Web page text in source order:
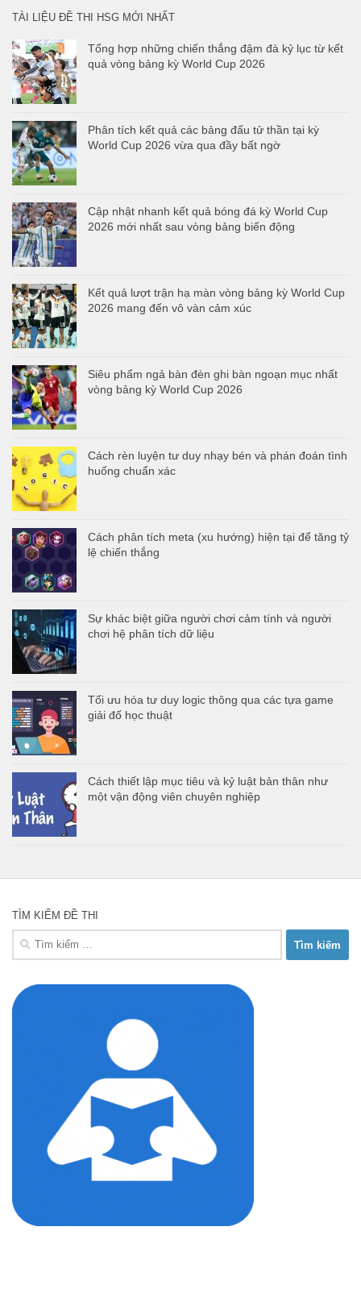
TÀI LIỆU ĐỀ THI HSG MỚI NHẤT
Tổng hợp những chiến thắng đậm đà kỷ lục từ kết
quả vòng bảng kỳ World Cup 2026
Phân tích kết quả các bảng đấu tử thần tại kỳ
World Cup 2026 vừa qua đầy bất ngờ
Cập nhật nhanh kết quả bóng đá kỳ World Cup
2026 mới nhất sau vòng bảng biến động
Kết quả lượt trận hạ màn vòng bảng kỳ World Cup
2026 mang đến vô vàn cảm xúc
Siêu phẩm ngả bàn đèn ghi bàn ngoạn mục nhất
vòng bảng kỳ World Cup 2026
Cách rèn luyện tư duy nhạy bén và phán đoán tình
huống chuẩn xác
Cách phân tích meta (xu hướng) hiện tại để tăng tỷ
lệ chiến thắng
Sự khác biệt giữa người chơi cảm tính và người
chơi hệ phân tích dữ liệu
Tối ưu hóa tư duy logic thông qua các tựa game
giải đố học thuật
Cách thiết lập mục tiêu và kỷ luật bản thân như
một vận động viên chuyên nghiệp
TÌM KIẾM ĐỀ THI
Tìm